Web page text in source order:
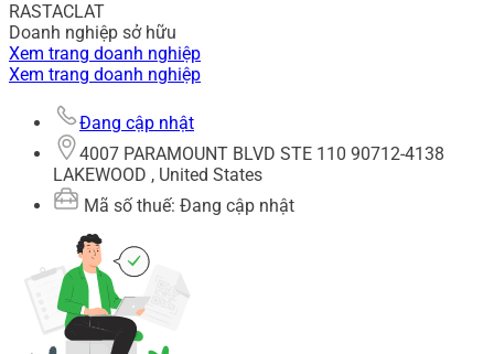
RASTACLAT
Doanh nghiệp sở hữu
Xem trang doanh nghiệp
Xem trang doanh nghiệp
Đang cập nhật
4007 PARAMOUNT BLVD STE 110 90712-4138
LAKEWOOD , United States
Mã số thuế: Đang cập nhật